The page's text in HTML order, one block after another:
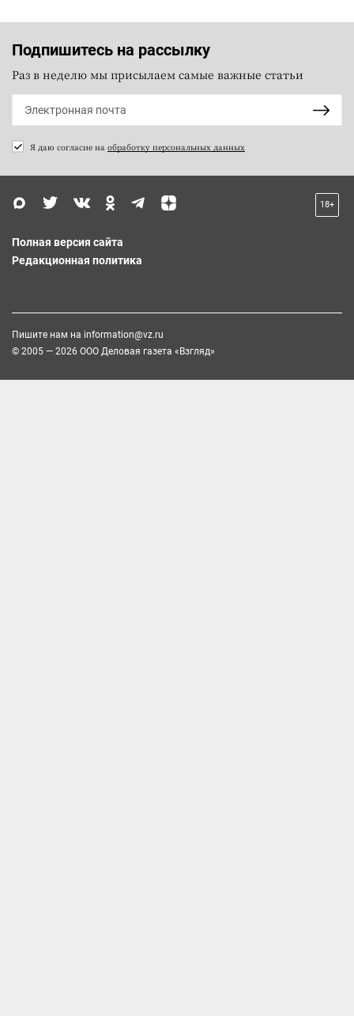
Подпишитесь на рассылку
Раз в неделю мы присылаем самые важные статьи
Я даю согласие на обработку персональных данных
18+
Полная версия сайта
Редакционная политика
Пишите нам на information@vz.ru
© 2005 — 2026 ООО Деловая газета «Взгляд»